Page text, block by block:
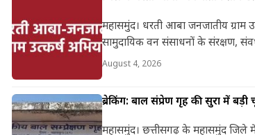
महासमुंद। धरती आबा जनजातीय ग्राम
सामुदायिक वन संसाधनों के संरक्षण,
August 4, 2026
ब्रेकिंग: बाल संप्रेक्षण गृह की सुरक्षा में
महासमुंद। छत्तीसगढ़ के महासमुंद जिले में